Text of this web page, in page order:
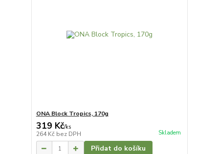
ONA Block Tropics, 170g
319 Kč/ks
264 Kč bez DPH Skladem
Přidat do košíku